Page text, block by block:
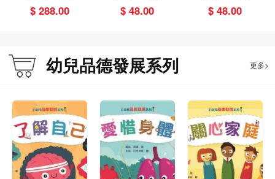
$ 288.00 $ 48.00 $ 48.00
幼兒品德發展系列 更多>